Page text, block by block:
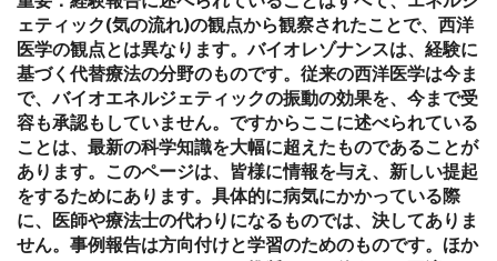
ェティック(気の流れ)の観点から観察されたことで、西洋
医学の観点とは異なります。バイオレゾナンスは、経験に
基づく代替療法の分野のものです。従来の西洋医学は今ま
で、バイオエネルジェティックの振動の効果を、今まで受
容も承認もしていません。ですからここに述べられている
ことは、最新の科学知識を大幅に超えたものであることが
あります。このページは、皆様に情報を与え、新しい提起
をするためにあります。具体的に病気にかかっている際
に、医師や療法士の代わりになるものでは、決してありま
せん。事例報告は方向付けと学習のためのものです。ほか